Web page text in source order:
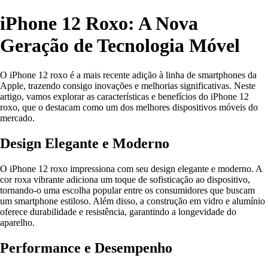
iPhone 12 Roxo: A Nova
Geração de Tecnologia Móvel
O iPhone 12 roxo é a mais recente adição à linha de smartphones da
Apple, trazendo consigo inovações e melhorias significativas. Neste
artigo, vamos explorar as características e benefícios do iPhone 12
roxo, que o destacam como um dos melhores dispositivos móveis do
mercado.
Design Elegante e Moderno
O iPhone 12 roxo impressiona com seu design elegante e moderno. A
cor roxa vibrante adiciona um toque de sofisticação ao dispositivo,
tornando-o uma escolha popular entre os consumidores que buscam
um smartphone estiloso. Além disso, a construção em vidro e alumínio
oferece durabilidade e resistência, garantindo a longevidade do
aparelho.
Performance e Desempenho